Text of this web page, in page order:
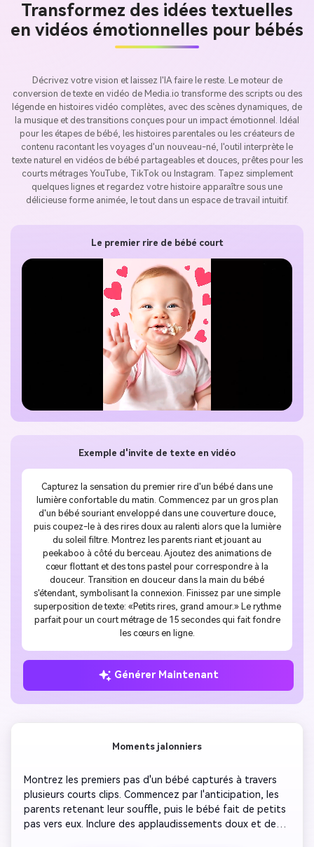
Transformez des idées textuelles
en vidéos émotionnelles pour bébés
Décrivez votre vision et laissez l'IA faire le reste. Le moteur de
conversion de texte en vidéo de Media.io transforme des scripts ou des
légende en histoires vidéo complètes, avec des scènes dynamiques, de
la musique et des transitions conçues pour un impact émotionnel. Idéal
pour les étapes de bébé, les histoires parentales ou les créateurs de
contenu racontant les voyages d'un nouveau-né, l'outil interprète le
texte naturel en vidéos de bébé partageables et douces, prêtes pour les
courts métrages YouTube, TikTok ou Instagram. Tapez simplement
quelques lignes et regardez votre histoire apparaître sous une
délicieuse forme animée, le tout dans un espace de travail intuitif.
Exemple d'invite de texte en vidéo
Capturez la sensation du premier rire d'un bébé dans une
lumière confortable du matin. Commencez par un gros plan
d'un bébé souriant enveloppé dans une couverture douce,
puis coupez-le à des rires doux au ralenti alors que la lumière
du soleil filtre. Montrez les parents riant et jouant au
peekaboo à côté du berceau. Ajoutez des animations de
cœur flottant et des tons pastel pour correspondre à la
douceur. Transition en douceur dans la main du bébé
s'étendant, symbolisant la connexion. Finissez par une simple
superposition de texte: «Petits rires, grand amour.» Le rythme
parfait pour un court métrage de 15 secondes qui fait fondre
les cœurs en ligne.
Générer Maintenant
Le premier rire de bébé court
Moments jalonniers
Montrez les premiers pas d'un bébé capturés à travers
plusieurs courts clips. Commencez par l'anticipation, les
parents retenant leur souffle, puis le bébé fait de petits
pas vers eux. Inclure des applaudissements doux et des